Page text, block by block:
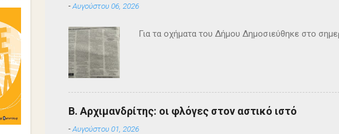
-Αυγούστου 06, 2026
Για τα οχήματα του Δήμου Δημοσιεύθηκε στο
Β. Αρχιμανδρίτης: οι φλόγες στον αστικό ιστό
-Αυγούστου 01, 2026